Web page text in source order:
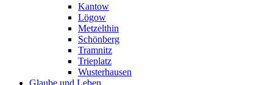
Kantow
Lögow
Metzelthin
Schönberg
Tramnitz
Trieplatz
Wusterhausen
Glaube und Leben